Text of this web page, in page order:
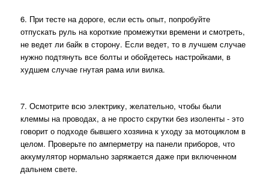
6. При тесте на дороге, если есть опыт, попробуйте
отпускать руль на короткие промежутки времени и смотреть,
не ведет ли байк в сторону. Если ведет, то в лучшем случае
нужно подтянуть все болты и обойдетесь настройками, в
худшем случае гнутая рама или вилка.
7. Осмотрите всю электрику, желательно, чтобы были
клеммы на проводах, а не просто скрутки без изоленты - это
говорит о подходе бывшего хозяина к уходу за мотоциклом в
целом. Проверьте по амперметру на панели приборов, что
аккумулятор нормально заряжается даже при включенном
дальнем свете.